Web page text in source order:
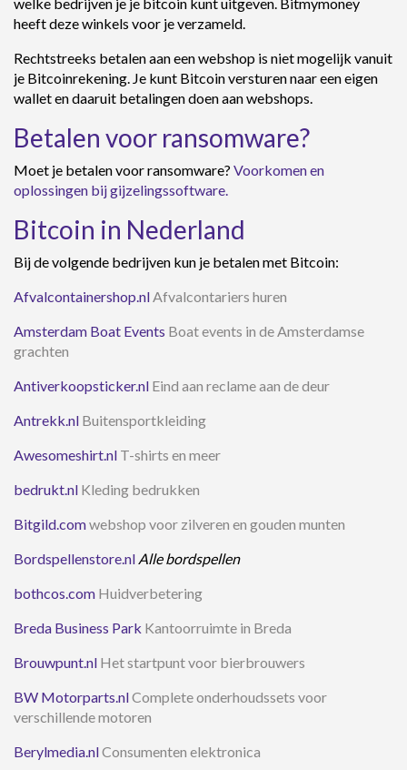
heeft deze winkels voor je verzameld.
Rechtstreeks betalen aan een webshop is niet mogelijk vanuit
je Bitcoinrekening. Je kunt Bitcoin versturen naar een eigen
wallet en daaruit betalingen doen aan webshops.
Betalen voor ransomware?
Moet je betalen voor ransomware? Voorkomen en
oplossingen bij gijzelingssoftware.
Bitcoin in Nederland
Bij de volgende bedrijven kun je betalen met Bitcoin:
Afvalcontainershop.nlAfvalcontariers huren
Amsterdam Boat Events Boat events in de Amsterdamse
grachten
Antiverkoopsticker.nl Eind aan reclame aan de deur
Antrekk.nl Buitensportkleiding
Awesomeshirt.nl T-shirts en meer
bedrukt.nl Kleding bedrukken
Bitgild.comwebshop voor zilveren en gouden munten
Bordspellenstore.nl Alle bordspellen
bothcos.com Huidverbetering
Breda Business Park Kantoorruimte in Breda
Brouwpunt.nl Het startpunt voor bierbrouwers
BW Motorparts.nlComplete onderhoudssets voor
verschillende motoren
Berylmedia.nlConsumenten elektronica